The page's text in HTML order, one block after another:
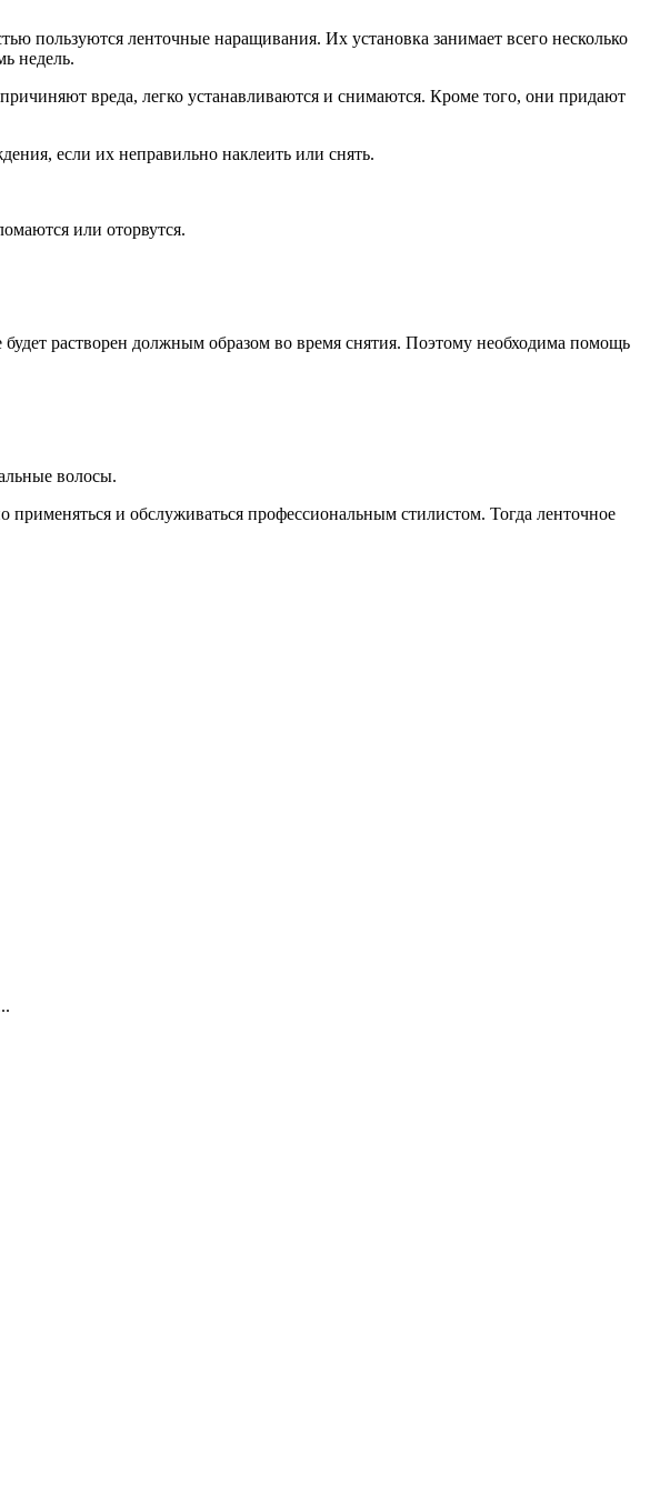
пользуются ленточные наращивания. Их установка занимает всего несколько
недель.
вреда, легко устанавливаются и снимаются. Кроме того, они придают
если их неправильно наклеить или снять.
или оторвутся.
растворен должным образом во время снятия. Поэтому необходима помощь
волосы.
и обслуживаться профессиональным стилистом. Тогда ленточное